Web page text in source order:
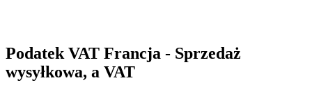
Podatek VAT Francja - Sprzedaż
wysyłkowa, a VAT